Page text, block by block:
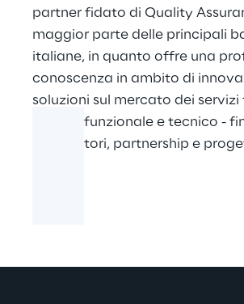
partner fidato di Quality
maggior parte delle principali
italiane, in quanto offre una
conoscenza in ambito di
soluzioni sul mercato dei servizi
globali (funzionale e tecnico -
osservatori, partnership e